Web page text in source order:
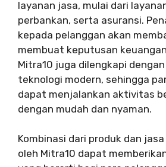
layanan jasa, mulai dari
perbankan, serta asuransi.
kepada pelanggan akan
membuat keputusan
Mitra10 juga dilengkapi
teknologi modern, sehingga
dapat menjalankan aktivitas
dengan mudah dan nyaman.
Kombinasi dari produk dan
oleh Mitra10 dapat